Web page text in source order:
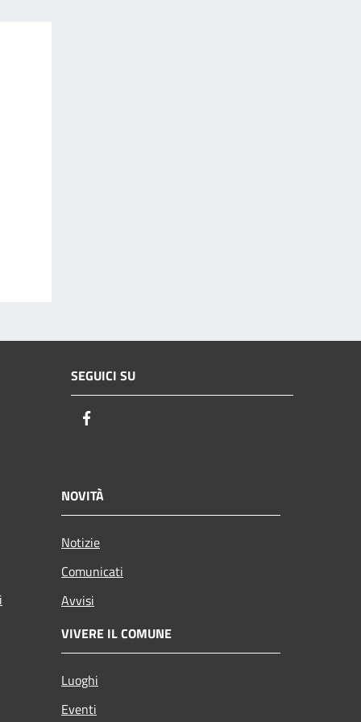
SEGUICI SU
NOVITÀ
Notizie
Comunicati
Avvisi
VIVERE IL COMUNE
Luoghi
Eventi